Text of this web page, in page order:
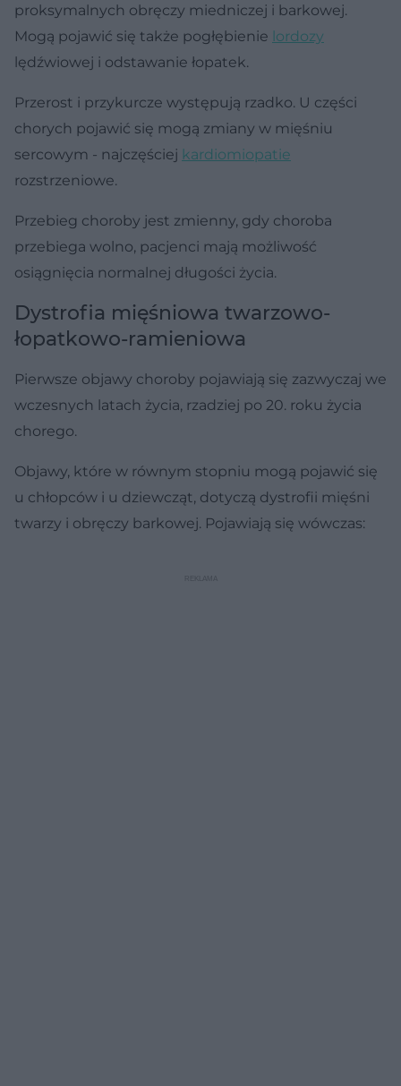
proksymalnych obręczy miedniczej i barkowej.
Mogą pojawić się także pogłębienie lordozy
lędźwiowej i odstawanie łopatek.
Przerost i przykurcze występują rzadko. U części
chorych pojawić się mogą zmiany w mięśniu
sercowym - najczęściej kardiomiopatie
rozstrzeniowe.
Przebieg choroby jest zmienny, gdy choroba
przebiega wolno, pacjenci mają możliwość
osiągnięcia normalnej długości życia.
Dystrofia mięśniowa twarzowo-
łopatkowo-ramieniowa
Pierwsze objawy choroby pojawiają się zazwyczaj we
wczesnych latach życia, rzadziej po 20. roku życia
chorego.
Objawy, które w równym stopniu mogą pojawić się
u chłopców i u dziewcząt, dotyczą dystrofii mięśni
twarzy i obręczy barkowej. Pojawiają się wówczas: